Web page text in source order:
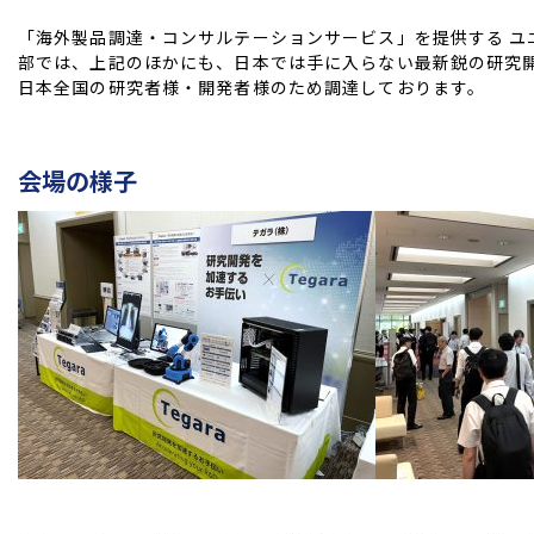
「海外製品調達・コンサルテーションサービス」を提供する
部では、上記のほかにも、日本では手に入らない最新鋭の研究
日本全国の研究者様・開発者様のため調達しております。
会場の様子